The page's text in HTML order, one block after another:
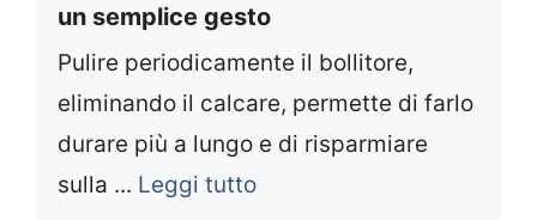
un semplice gesto
Pulire periodicamente il bollitore,
eliminando il calcare, permette di farlo
durare più a lungo e di risparmiare
sulla ... Leggi tutto